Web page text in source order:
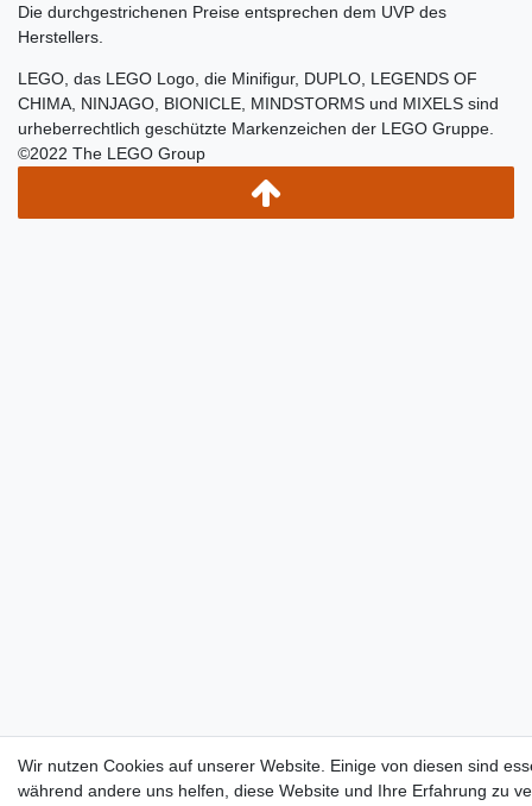
Die durchgestrichenen Preise entsprechen dem UVP des
Herstellers.
LEGO, das LEGO Logo, die Minifigur, DUPLO, LEGENDS OF
CHIMA, NINJAGO, BIONICLE, MINDSTORMS und MIXELS sind
urheberrechtlich geschützte Markenzeichen der LEGO Gruppe.
©2022 The LEGO Group
Wir nutzen Cookies auf unserer Website. Einige von diesen sind
während andere uns helfen, diese Website und Ihre Erfahrung zu